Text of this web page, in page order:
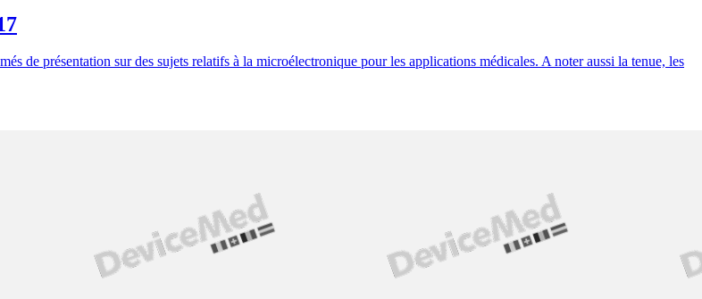
de présentation sur des sujets relatifs à la microélectronique pour les applications médicales. A noter aussi la tenue, les